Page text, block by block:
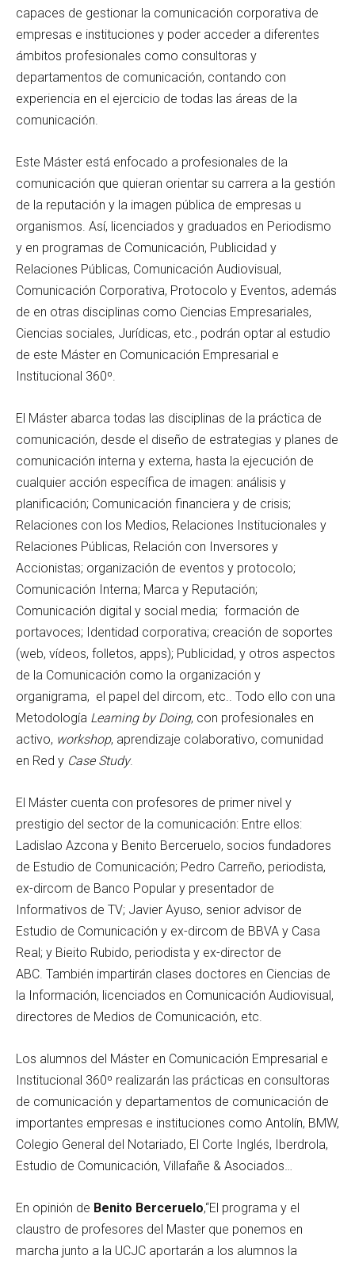
capaces de gestionar la comunicación corporativa de
empresas e instituciones y poder acceder a diferentes
ámbitos profesionales como consultoras y
departamentos de comunicación, contando con
experiencia en el ejercicio de todas las áreas de la
comunicación.
Este Máster está enfocado a profesionales de la
comunicación que quieran orientar su carrera a la gestión
de la reputación y la imagen pública de empresas u
organismos. Así, licenciados y graduados en Periodismo
y en programas de Comunicación, Publicidad y
Relaciones Públicas, Comunicación Audiovisual,
Comunicación Corporativa, Protocolo y Eventos, además
de en otras disciplinas como Ciencias Empresariales,
Ciencias sociales, Jurídicas, etc., podrán optar al estudio
de este Máster en Comunicación Empresarial e
Institucional 360º.
El Máster abarca todas las disciplinas de la práctica de
comunicación, desde el diseño de estrategias y planes de
comunicación interna y externa, hasta la ejecución de
cualquier acción específica de imagen: análisis y
planificación; Comunicación financiera y de crisis;
Relaciones con los Medios, Relaciones Institucionales y
Relaciones Públicas, Relación con Inversores y
Accionistas; organización de eventos y protocolo;
Comunicación Interna; Marca y Reputación;
Comunicación digital y social media; formación de
portavoces; Identidad corporativa; creación de soportes
(web, vídeos, folletos, apps); Publicidad, y otros aspectos
de la Comunicación como la organización y
organigrama, el papel del dircom, etc.. Todo ello con una
Metodología Learning by Doing, con profesionales en
activo, workshop, aprendizaje colaborativo, comunidad
en Red y Case Study.
El Máster cuenta con profesores de primer nivel y
prestigio del sector de la comunicación: Entre ellos:
Ladislao Azcona y Benito Berceruelo, socios fundadores
de Estudio de Comunicación; Pedro Carreño, periodista,
ex-dircom de Banco Popular y presentador de
Informativos de TV; Javier Ayuso, senior advisor de
Estudio de Comunicación y ex-dircom de BBVA y Casa
Real; y Bieito Rubido, periodista y ex-director de
ABC. También impartirán clases doctores en Ciencias de
la Información, licenciados en Comunicación Audiovisual,
directores de Medios de Comunicación, etc.
Los alumnos del Máster en Comunicación Empresarial e
Institucional 360º realizarán las prácticas en consultoras
de comunicación y departamentos de comunicación de
importantes empresas e instituciones como Antolín, BMW,
Colegio General del Notariado, El Corte Inglés, Iberdrola,
Estudio de Comunicación, Villafañe & Asociados…
En opinión de Benito Berceruelo,“El programa y el
claustro de profesores del Master que ponemos en
marcha junto a la UCJC aportarán a los alumnos la